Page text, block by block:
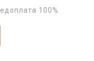
100%.